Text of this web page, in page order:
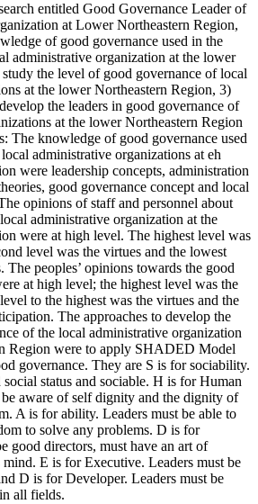
entitled Good Governance Leader of
at Lower Northeastern Region,
of good governance used in the
administrative organization at the lower
the level of good governance of local
at the lower Northeastern Region, 3)
the leaders in good governance of
at the lower Northeastern Region
The knowledge of good governance used
administrative organizations at eh
were leadership concepts, administration
good governance concept and local
opinions of staff and personnel about
administrative organization at the
were at high level. The highest level was
level was the virtues and the lowest
The peoples’ opinions towards the good
at high level; the highest level was the
to the highest was the virtues and the
The approaches to develop the
of the local administrative organization
Region were to apply SHADED Model
governance. They are S is for sociability.
status and sociable. H is for Human
aware of self dignity and the dignity of
A is for ability. Leaders must be able to
to solve any problems. D is for
good directors, must have an art of
E is for Executive. Leaders must be
D is for Developer. Leaders must be
all fields.